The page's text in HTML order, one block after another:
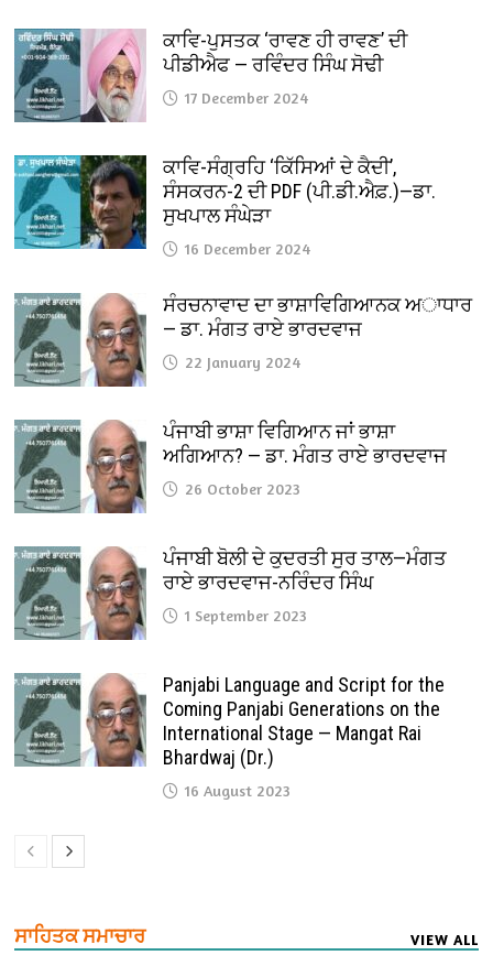
ਕਾਵਿ-ਪੁਸਤਕ ‘ਰਾਵਣ ਹੀ ਰਾਵਣ’ ਦੀ
ਪੀਡੀਐਫ — ਰਵਿੰਦਰ ਸਿੰਘ ਸੋਢੀ
17 December 2024
ਕਾਵਿ-ਸੰਗ੍ਰਹਿ ‘ਕਿੱਸਿਆਂ ਦੇ ਕੈਦੀ’,
ਸੰਸਕਰਨ-2 ਦੀ PDF (ਪੀ.ਡੀ.ਐਫ਼.)—ਡਾ.
ਸੁਖਪਾਲ ਸੰਘੇੜਾ
16 December 2024
ਸੰਰਚਨਾਵਾਦ ਦਾ ਭਾਸ਼ਾਵਿਗਿਆਨਕ ਅਾਧਾਰ
— ਡਾ. ਮੰਗਤ ਰਾਏ ਭਾਰਦਵਾਜ
22 January 2024
ਪੰਜਾਬੀ ਭਾਸ਼ਾ ਵਿਗਿਆਨ ਜਾਂ ਭਾਸ਼ਾ
ਅਗਿਆਨ? — ਡਾ. ਮੰਗਤ ਰਾਏ ਭਾਰਦਵਾਜ
26 October 2023
ਪੰਜਾਬੀ ਬੋਲੀ ਦੇ ਕੁਦਰਤੀ ਸੁਰ ਤਾਲ—ਮੰਗਤ
ਰਾਏ ਭਾਰਦਵਾਜ-ਨਰਿੰਦਰ ਸਿੰਘ
1 September 2023
Panjabi Language and Script for the
Coming Panjabi Generations on the
International Stage — Mangat Rai
Bhardwaj (Dr.)
16 August 2023
ਸਾਹਿਤਕ ਸਮਾਚਾਰ VIEW ALL